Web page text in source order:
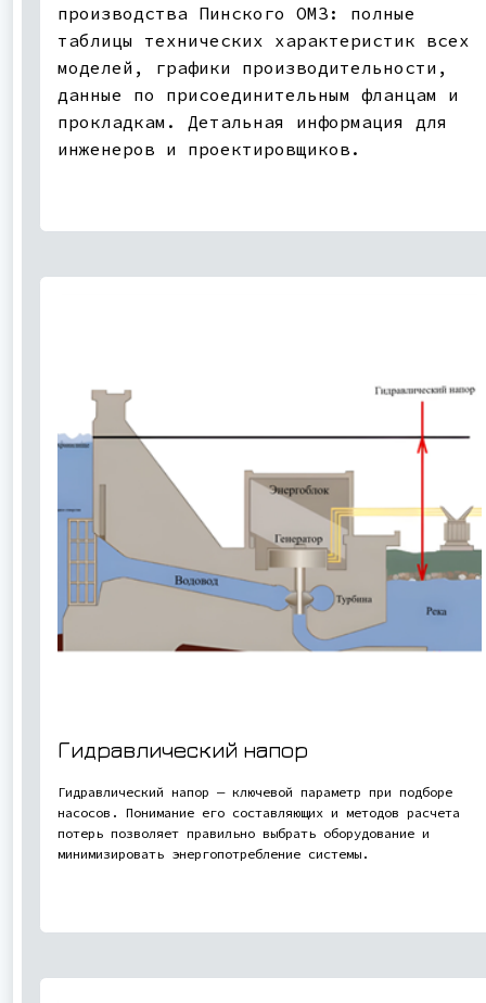
производства Пинского ОМЗ: полные
таблицы технических характеристик всех
моделей, графики производительности,
данные по присоединительным фланцам и
прокладкам. Детальная информация для
инженеров и проектировщиков.
Гидравлический напор
Гидравлический напор — ключевой параметр при подборе
насосов. Понимание его составляющих и методов расчета
потерь позволяет правильно выбрать оборудование и
минимизировать энергопотребление системы.